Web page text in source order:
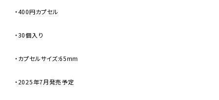
・400円カプセル
・30個入り
・カプセルサイズ:65mm
・2025年7月発売予定